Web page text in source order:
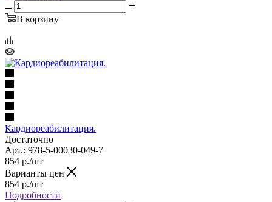
В корзину
Кардиореабилитация.
Достаточно
Арт.: 978-5-00030-049-7
854 р./шт
Варианты цен
854 р./шт
Подробности